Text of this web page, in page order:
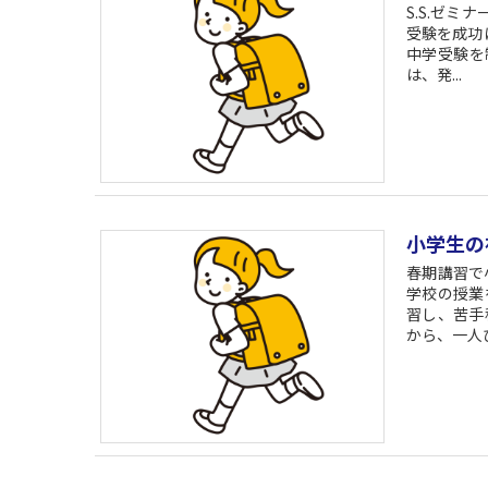
S.S.ゼミナ
受験を成
中学受験
は、発...
小学生
春期講習
学校の授
習し、苦
から、一人